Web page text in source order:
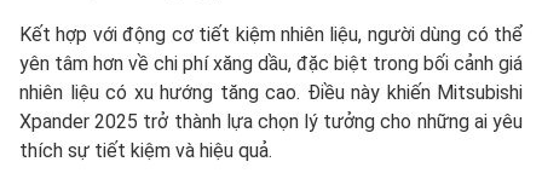
Kết hợp với động cơ tiết kiệm nhiên liệu, người dùng có thể
yên tâm hơn về chi phí xăng dầu, đặc biệt trong bối cảnh giá
nhiên liệu có xu hướng tăng cao. Điều này khiến Mitsubishi
Xpander 2025 trở thành lựa chọn lý tưởng cho những ai yêu
thích sự tiết kiệm và hiệu quả.